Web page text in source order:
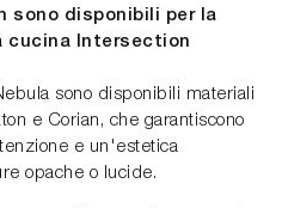
sono disponibili per la
cucina Intersection
sono disponibili materiali
e Corian, che garantiscono
e un'estetica
opache o lucide.